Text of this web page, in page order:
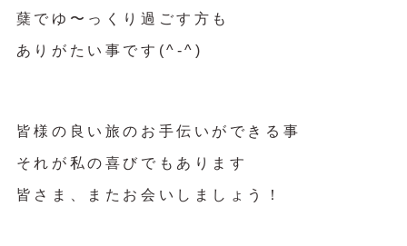
蘖でゆ〜っくり過ごす方も
ありがたい事です(^-^)
皆様の良い旅のお手伝いができる事
それが私の喜びでもあります
皆さま、またお会いしましょう！